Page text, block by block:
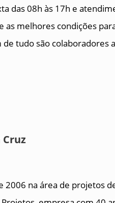
das 08h às 17h e
as melhores condições
tudo são colaboradores
Cruz
na área de projetos